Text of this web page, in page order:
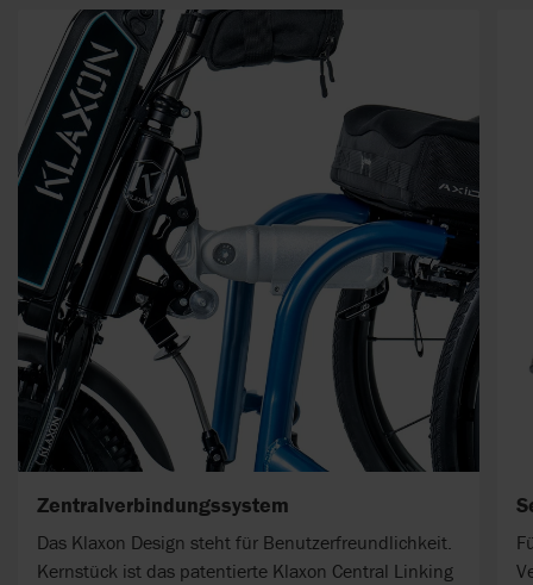
Zentralverbindungssystem
Das Klaxon Design steht für Benutzerfreundlichkeit.
Kernstück ist das patentierte Klaxon Central Linking